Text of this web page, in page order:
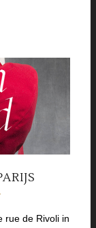
rue de Rivoli in